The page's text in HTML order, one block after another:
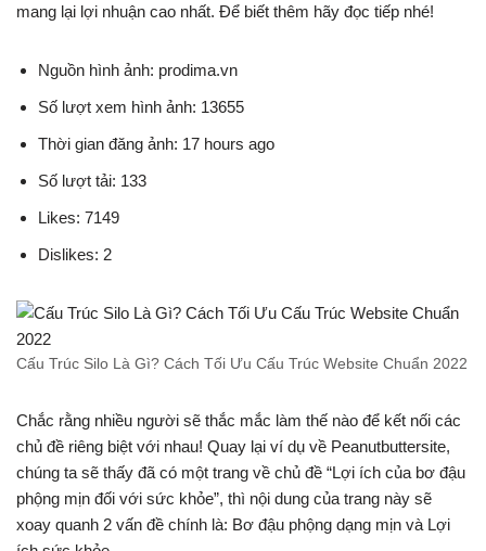
mang lại lợi nhuận cao nhất. Để biết thêm hãy đọc tiếp nhé!
Nguồn hình ảnh: prodima.vn
Số lượt xem hình ảnh: 13655
Thời gian đăng ảnh: 17 hours ago
Số lượt tải: 133
Likes: 7149
Dislikes: 2
Cấu Trúc Silo Là Gì? Cách Tối Ưu Cấu Trúc Website Chuẩn 2022
Chắc rằng nhiều người sẽ thắc mắc làm thế nào để kết nối các
chủ đề riêng biệt với nhau! Quay lại ví dụ về Peanutbuttersite,
chúng ta sẽ thấy đã có một trang về chủ đề “Lợi ích của bơ đậu
phộng mịn đối với sức khỏe”, thì nội dung của trang này sẽ
xoay quanh 2 vấn đề chính là: Bơ đậu phộng dạng mịn và Lợi